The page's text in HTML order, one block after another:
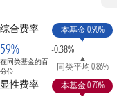
综合费率
59%
在同类基金的百
分位
-0.38%
本基金 0.90%
同类平均 0.86%
显性费率 本基金 0.70%